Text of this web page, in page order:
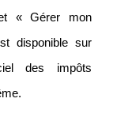
« Gérer mon
disponible sur
des impôts